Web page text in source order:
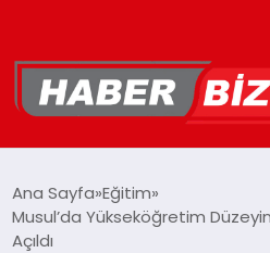
YAŞAM
Ana Sayfa Eğitim
Musul’da Yükseköğretim
Açıldı